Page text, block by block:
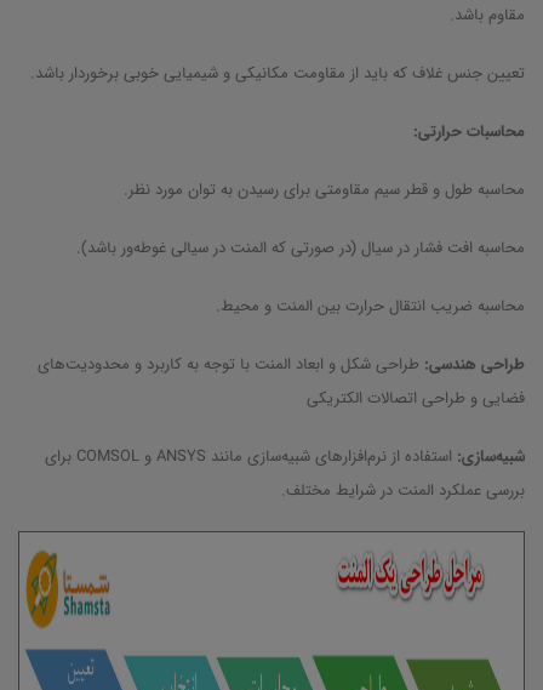
مقاوم باشد.
تعیین جنس غلاف که باید از مقاومت مکانیکی و شیمیایی خوبی برخوردار باشد.
محاسبات حرارتی:
محاسبه طول و قطر سیم مقاومتی برای رسیدن به توان مورد نظر.
محاسبه افت فشار در سیال (در صورتی که المنت در سیالی غوطه‌ور باشد).
محاسبه ضریب انتقال حرارت بین المنت و محیط.
طراحی هندسی: طراحی شکل و ابعاد المنت با توجه به کاربرد و محدودیت‌های
فضایی و طراحی اتصالات الکتریکی
شبیه‌سازی:
استفاده از نرم‌افزارهای شبیه‌سازی مانند ANSYS و COMSOL برای
بررسی عملکرد المنت در شرایط مختلف.